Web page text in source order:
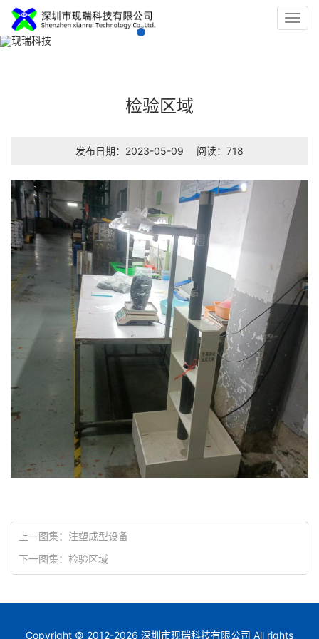
检验区域
发布日期：2023-05-09 阅读：718
上一图集： 注塑成型设备
下一图集： 检验区域
Copyright © 2012-2026 深圳市现瑞科技有限公司 All rights